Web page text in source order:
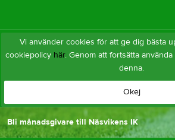
Vi använder cookies för att ge dig bästa
cookiepolicy här. Genom att fortsätta
denna.
Okej
Bli månadsgivare till Näsvikens IK